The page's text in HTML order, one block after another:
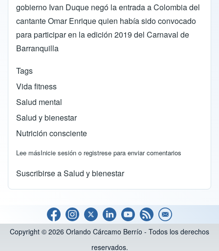
gobierno Ivan Duque negó la entrada a Colombia del
cantante Omar Enrique quien había sido convocado
para participar en la edición 2019 del Carnaval de
Barranquilla
Tags
Vida fitness
Salud mental
Salud y bienestar
Nutrición consciente
Lee mássobre EN DEFENSA DE LA LIBERTAD DE CONCIENCIA Y
Inicie sesión o registrese para enviar comentarios
Suscribirse a Salud y bienestar
Copyright © 2026 Orlando Cárcamo Berrío - Todos los derechos
reservados.